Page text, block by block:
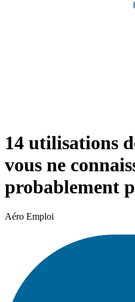
14 utilisations
vous ne
probablement
Aéro Emploi